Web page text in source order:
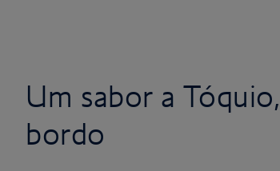
Um sabor a
bordo